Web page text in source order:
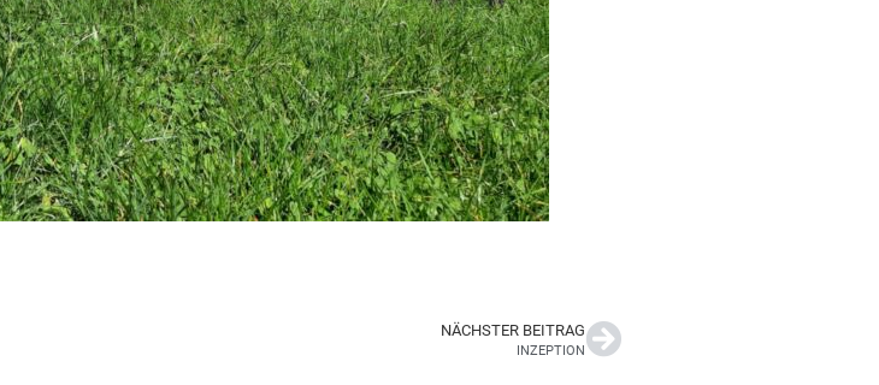
NÄCHSTER BEITRAG
INZEPTION